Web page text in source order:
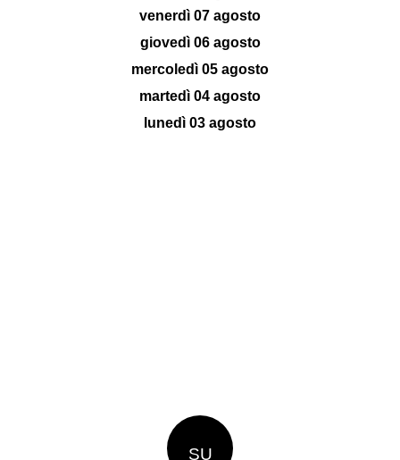
venerdì 07 agosto
giovedì 06 agosto
mercoledì 05 agosto
martedì 04 agosto
lunedì 03 agosto
SU